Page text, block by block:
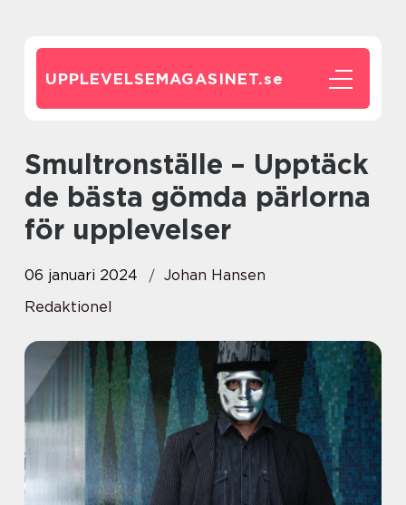
UPPLEVELSEMAGASINET.se
Smultronställe – Upptäck
de bästa gömda pärlorna
för upplevelser
06 januari 2024
Johan Hansen
Redaktionel